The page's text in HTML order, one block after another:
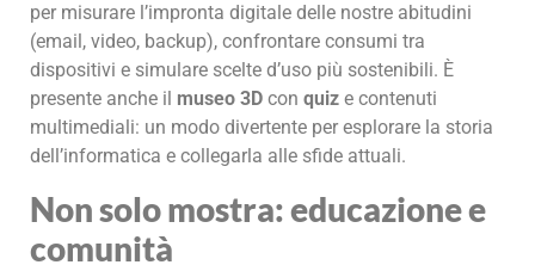
per misurare l’impronta digitale delle nostre abitudini
(email, video, backup), confrontare consumi tra
dispositivi e simulare scelte d’uso più sostenibili. È
presente anche il museo 3D con quiz e contenuti
multimediali: un modo divertente per esplorare la storia
dell’informatica e collegarla alle sfide attuali.
Non solo mostra: educazione e
comunità